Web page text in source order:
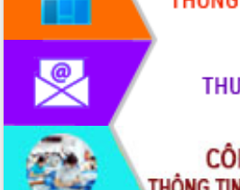
Hội thảo khoa học “Giải pháp thúc đẩy
phát triển nền kinh tế xanh tại tỉnh
Đắk Lắk”
Tăng cường giám sát, đôn đốc thực
hiện nhiệm vụ quản lý tài sản công
hàng tuần
Tháo gỡ những vướng mắc, đẩy mạnh
công tác cải cách thủ tục hành chính
tại Trung tâm Phục vụ hành chính
công tỉnh